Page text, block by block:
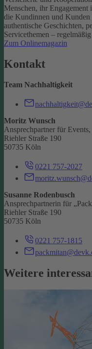
Menschen, ihr Engagement
die Kundinnen und Kunden
authentische Geschichten,
Servicethemen –
Zum Onlinemagazin
Kontakt
Team Nachhaltigkeit
Moritz Wunsch
Ansprechpartner für
Riehler Straße 190
50735 Köln
0221 757-2027
Susanne Rodenbusch
Ansprechpartnerin für
Riehler Straße 190
50735 Köln
0221 757-1815
Weitere